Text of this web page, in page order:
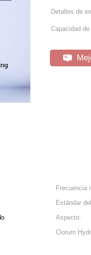
Detalles de
Capacidad
Frecuencia
Estándar
Aspecto:
Cloruro